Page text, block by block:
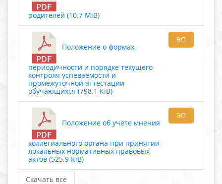
родителей (10.7 MiB)
Положение о формах,
периодичности и порядке текущего
контроля успеваемости и
промежуточной аттестации
обучающихся (798.1 KiB)
ЭП
Положение об учёте мнения
коллегиального органа при принятии
локальных нормативных правовых
актов (525.9 KiB)
ЭП
Скачать все